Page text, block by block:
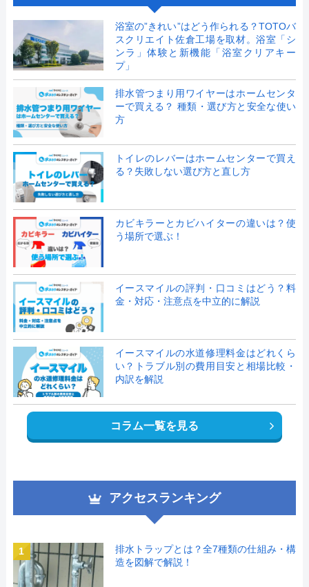
浴室の”きれい”はどう作られる？TOTOバ
スクリエイト佐倉工場を取材。浴室「シ
ンラ」体験と新機能「浴室クリアキー
プ」
排水管つまり用ワイヤーはホームセンタ
ーで買える？ 種類・選び方と安全な使い
方
トイレのレバーはホームセンターで買え
る？失敗しない選び方と直し方
カビキラーとカビハイターの違いは？使
う場所で選ぶ！
イースマイルの評判・口コミはどう？料
金・対応・注意点を中立的に解説
イースマイルの水道修理料金はどれくら
い？トラブル別の費用目安と相場比較・
内訳を解説
コラム一覧を見る
アクセスランキング
1
排水トラップとは？全7種類の仕組み・構
造を図解で解説！